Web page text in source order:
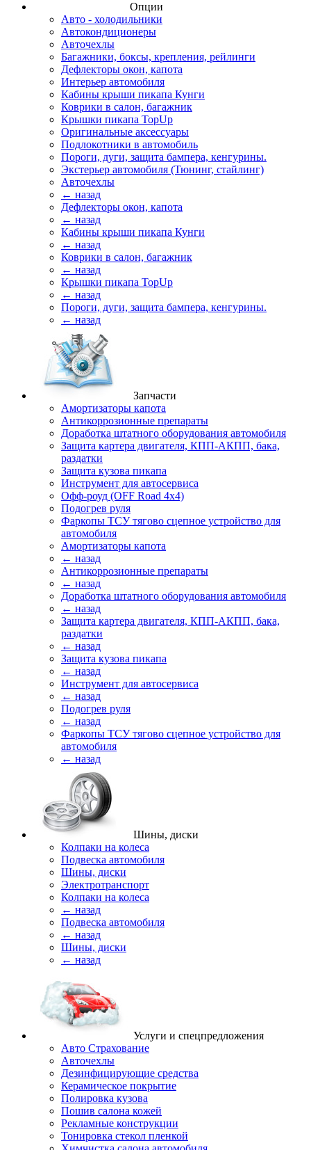
Опции
Авто - холодильники
Автокондиционеры
Авточехлы
Багажники, боксы, крепления, рейлинги
Дефлекторы окон, капота
Интерьер автомобиля
Кабины крыши пикапа Кунги
Коврики в салон, багажник
Крышки пикапа TopUp
Оригинальные аксессуары
Подлокотники в автомобиль
Пороги, дуги, защита бампера, кенгурины.
Экстерьер автомобиля (Тюнинг, стайлинг)
Авточехлы
← назад
Дефлекторы окон, капота
← назад
Кабины крыши пикапа Кунги
← назад
Коврики в салон, багажник
← назад
Крышки пикапа TopUp
← назад
Пороги, дуги, защита бампера, кенгурины.
← назад
Запчасти
Амортизаторы капота
Антикоррозионные препараты
Доработка штатного оборудования автомобиля
Защита картера двигателя, КПП-АКПП, бака,
раздатки
Защита кузова пикапа
Инструмент для автосервиса
Офф-роуд (OFF Road 4x4)
Подогрев руля
Фаркопы ТСУ тягово сцепное устройство для
автомобиля
Амортизаторы капота
← назад
Антикоррозионные препараты
← назад
Доработка штатного оборудования автомобиля
← назад
Защита картера двигателя, КПП-АКПП, бака,
раздатки
← назад
Защита кузова пикапа
← назад
Инструмент для автосервиса
← назад
Подогрев руля
← назад
Фаркопы ТСУ тягово сцепное устройство для
автомобиля
← назад
Шины, диски
Колпаки на колеса
Подвеска автомобиля
Шины, диски
Электротранспорт
Колпаки на колеса
← назад
Подвеска автомобиля
← назад
Шины, диски
← назад
Услуги и спецпредложения
Авто Страхование
Авточехлы
Дезинфицирующие средства
Керамическое покрытие
Полировка кузова
Пошив салона кожей
Рекламные конструкции
Тонировка стекол пленкой